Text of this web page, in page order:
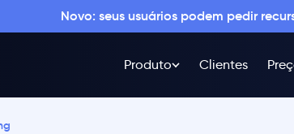
Novo: seus usuários podem pedir
Produto Clientes